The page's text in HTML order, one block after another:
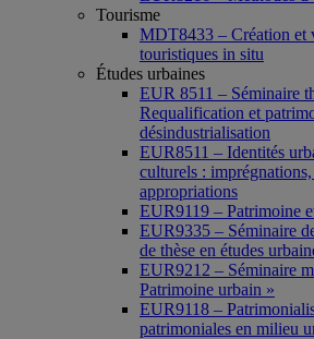
Tourisme
MDT8433 – Création et
touristiques in situ
Études urbaines
EUR 8511 – Séminaire
Requalification et
désindustrialisation
EUR8511 – Identités
culturels :
appropriations
EUR9119 – Patrimoine
EUR9335 – Séminaire
de thèse en études
EUR9212 – Séminaire
Patrimoine urbain »
EUR9118 –
patrimoniales en milieu